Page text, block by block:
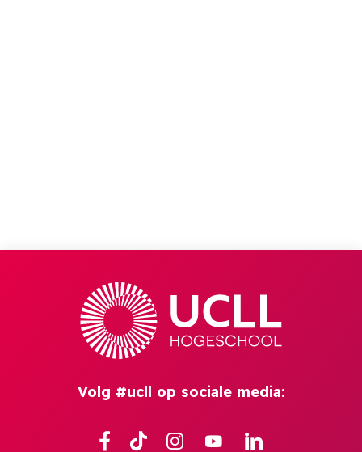
Volg #ucll op sociale media:
Facebook
TikTok Instagram
YouTube